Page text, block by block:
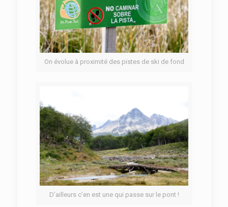
On évolue à proximité des pistes de ski de fond
D’ailleurs c’en est une qui passe sur le pont !